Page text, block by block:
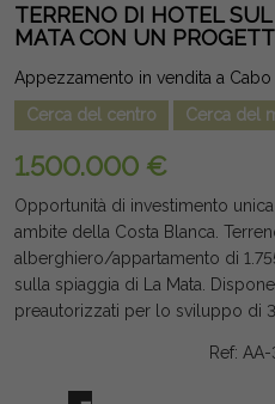
TERRENO DI HOTEL
MATA CON UN
Appezzamento in vendita a Cabo
Cerca del centro
Cerca del
1.500.000 €
Opportunità di investimento
ambite della Costa Blanca.
alberghiero/appartamento di
sulla spiaggia di La Mata. Dispone di un progetto e studio
preautorizzati per lo sviluppo di
straordinario per la creazione di
sua posizione privilegiata, in
Ref: